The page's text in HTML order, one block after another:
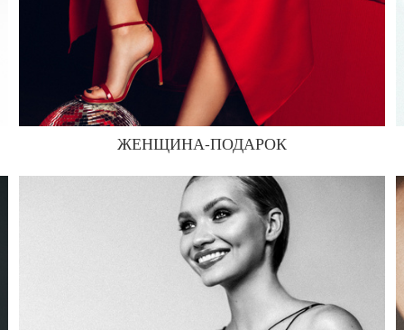
ЖЕНЩИНА-ПОДАРОК